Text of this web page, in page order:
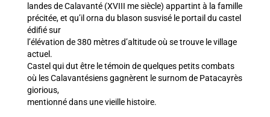
landes de Calavanté (XVIII me siècle) appartint à la famille
précitée, et qu’il orna du blason susvisé le portail du castel
édifié sur
l’élévation de 380 mètres d’altitude où se trouve le village
actuel.
Castel qui dut être le témoin de quelques petits combats
où les Calavantésiens gagnèrent le surnom de Patacayrès
giorious,
mentionné dans une vieille histoire.